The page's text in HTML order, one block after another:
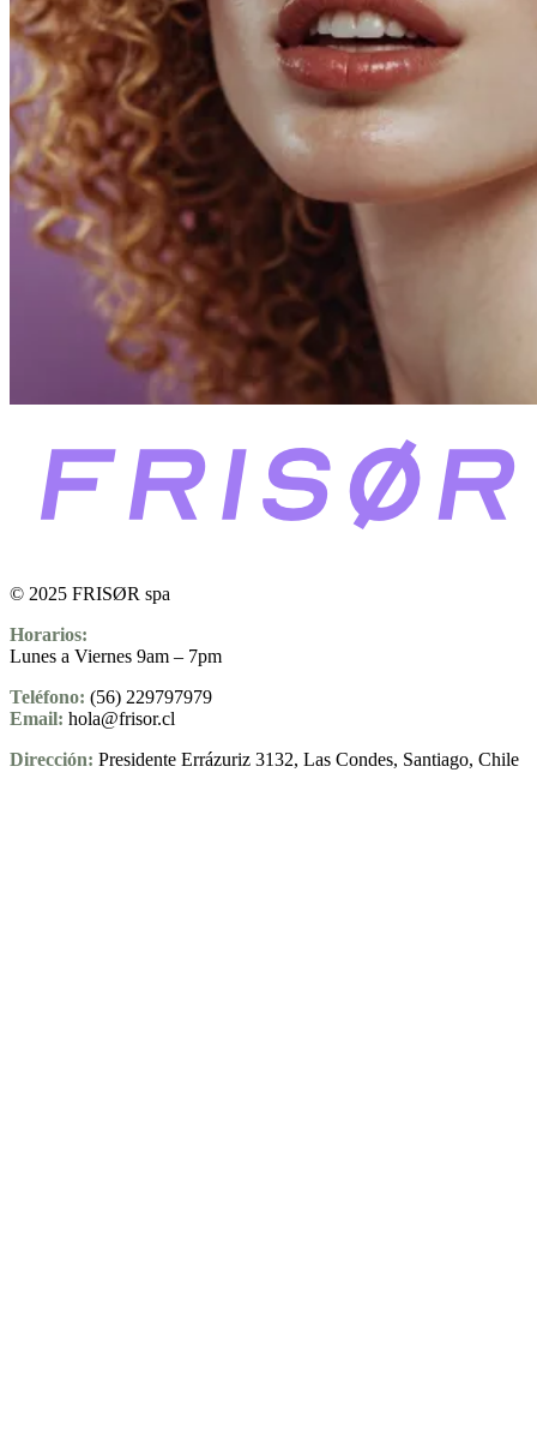
© 2025 FRISØR spa
Horarios:
Lunes a Viernes 9am – 7pm
Teléfono: (56) 229797979
Email: hola@frisor.cl
Dirección: Presidente Errázuriz 3132, Las Condes, Santiago, Chile